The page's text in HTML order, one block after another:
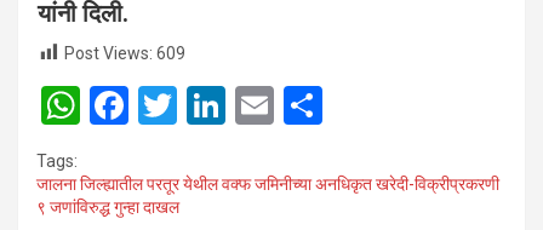
यांनी दिली.
Post Views: 609
W
at
F
ce
T
tt
Li
ke
E
ail ar
Tags:
जालना जिल्ह्यातील परतूर येथील वक्फ जमिनीच्या अनधिकृत खरेदी-विक्रीप्रकरणी
९ जणांविरुद्ध गुन्हा दाखल